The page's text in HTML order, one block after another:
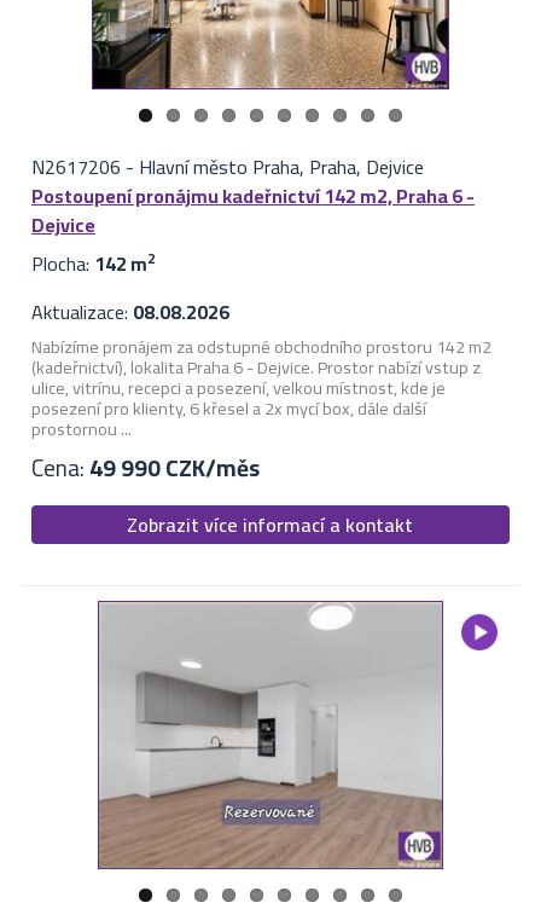
N2617206 - Hlavní město Praha, Praha, Dejvice
Postoupení pronájmu kadeřnictví 142 m2, Praha 6 -
Dejvice
Plocha: 142 m2
Aktualizace: 08.08.2026
Nabízíme pronájem za odstupné obchodního prostoru 142 m2
(kadeřnictví), lokalita Praha 6 - Dejvice. Prostor nabízí vstup z
ulice, vitrínu, recepci a posezení, velkou místnost, kde je
posezení pro klienty, 6 křesel a 2x mycí box, dále další
prostornou ...
Cena:49 990 CZK/měs
Zobrazit více informací a kontakt